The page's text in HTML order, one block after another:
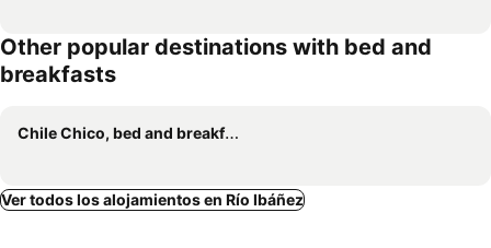
Other popular destinations with bed and
breakfasts
Chile Chico, bed and breakfasts
Ver todos los alojamientos en Río Ibáñez